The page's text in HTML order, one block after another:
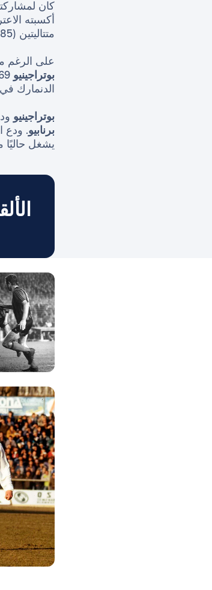
أكسبته
متتاليتين (1985 و1986). بجانب
على الرغم
بوتراجينيو
الدنمارك في
بوتراجينيو ودع
برنابيو. ودع
يشغل